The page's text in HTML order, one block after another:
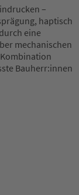
–
haptisch
eine
mechanischen
Bauherr:innen